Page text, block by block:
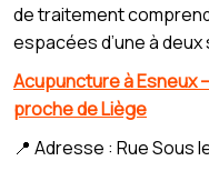
de traitement
espacées d’une à deux
Acupuncture à Esneux
proche de Liège
📍 Adresse : Rue Sous